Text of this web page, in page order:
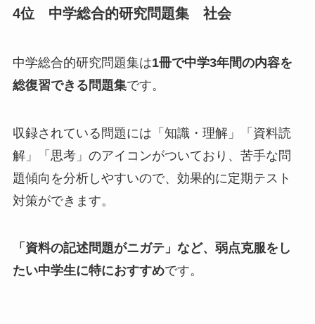
4位 中学総合的研究問題集 社会
中学総合的研究問題集は1冊で中学3年間の内容を
総復習できる問題集です。
収録されている問題には「知識・理解」「資料読
解」「思考」のアイコンがついており、苦手な問
題傾向を分析しやすいので、効果的に定期テスト
対策ができます。
「資料の記述問題がニガテ」など、弱点克服をし
たい中学生に特におすすめです。